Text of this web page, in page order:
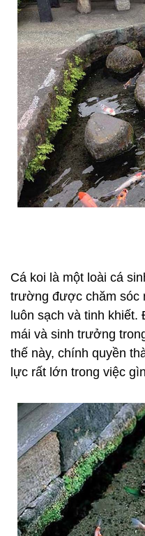
Cá koi là một loài cá
trường được chăm sóc
luôn sạch và tinh
mái và sinh trưởng
thế này, chính quyền
lực rất lớn trong việc